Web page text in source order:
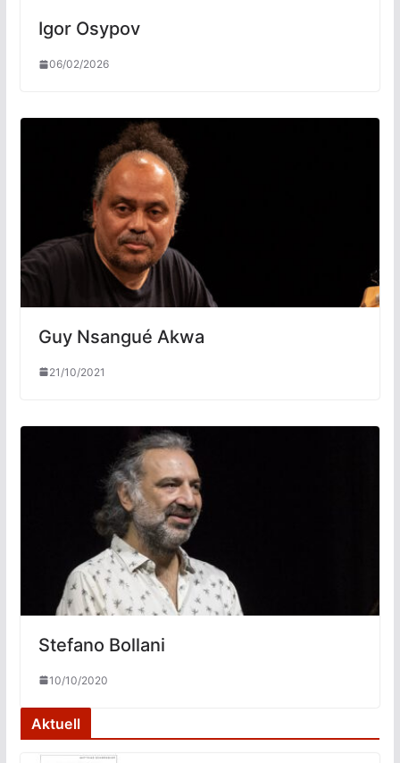
Igor Osypov
06/02/2026
Guy Nsangué Akwa
21/10/2021
Stefano Bollani
10/10/2020
Aktuell